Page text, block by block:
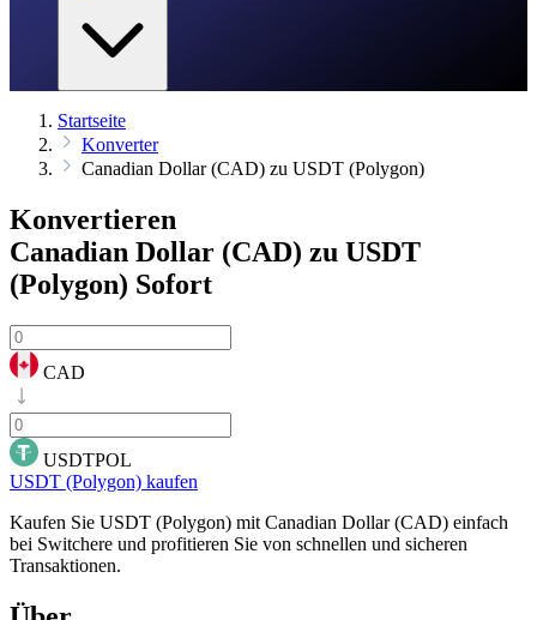
Startseite
Konverter
Canadian Dollar (CAD) zu USDT (Polygon)
Konvertieren
Canadian Dollar (CAD) zu USDT
(Polygon) Sofort
CAD
USDTPOL
USDT (Polygon) kaufen
Kaufen Sie USDT (Polygon) mit Canadian Dollar (CAD) einfach
bei Switchere und profitieren Sie von schnellen und sicheren
Transaktionen.